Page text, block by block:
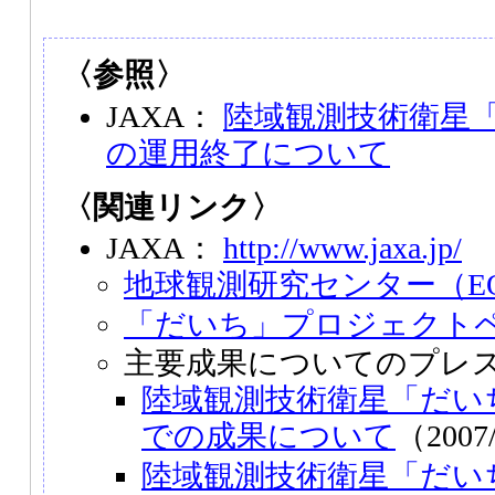
〈参照〉
JAXA： 陸域観測技術衛星
の運用終了について
〈関連リンク〉
JAXA： http://www.jaxa.jp/
地球観測研究センター（
「だいち」プロジェクト
主要成果についてのプレ
陸域観測技術衛星「だ
での成果について
（
陸域観測技術衛星「だ